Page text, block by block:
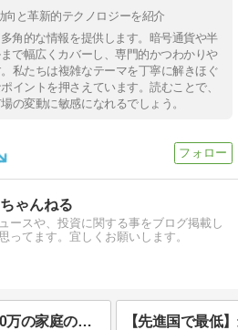
向と革新的テクノロジーを紹介
角的な情報を提供します。暗号通貨や半
で幅広くカバーし、専門的かつわかりや
私たちは複雑なテーマを丁寧に解きほぐ
イントを押さえています。読むことで、
の変動に敏感になれるでしょう。
ゃんねる
ースや、投資に関する事をブログ掲載し
ってます。宜しくお願いします。
【ふるさと納税】年収250万の家庭の限度額は？